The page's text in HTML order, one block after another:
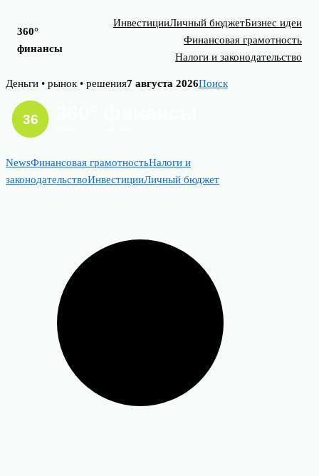
360°
финансы
ИнвестицииЛичный бюджетБизнес идеи
Финансовая грамотность
Налоги и законодательство
Skip
content
Деньги • рынок • решения7 августа 2026Поиск
NewsФинансовая грамотностьНалоги и
законодательствоИнвестицииЛичный бюджет